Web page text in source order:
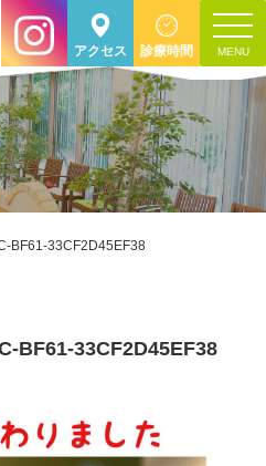
アクセス 診療時間
toggle
BF61-33CF2D45EF38
BF61-33CF2D45EF38